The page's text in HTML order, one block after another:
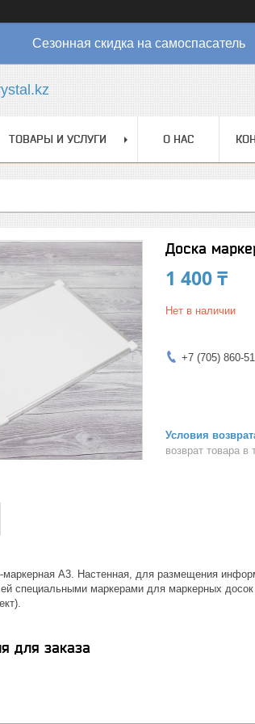
Сезонная скидка на самоспасатель
ТОВАРЫ И УСЛУГИ О НАС
Доска
1 400 ₸
Нет в наличии
+7 (705) 860-
возврат товара в
маркерная А3. Настенная, для размещения
специальными маркерами для маркерных
для заказа